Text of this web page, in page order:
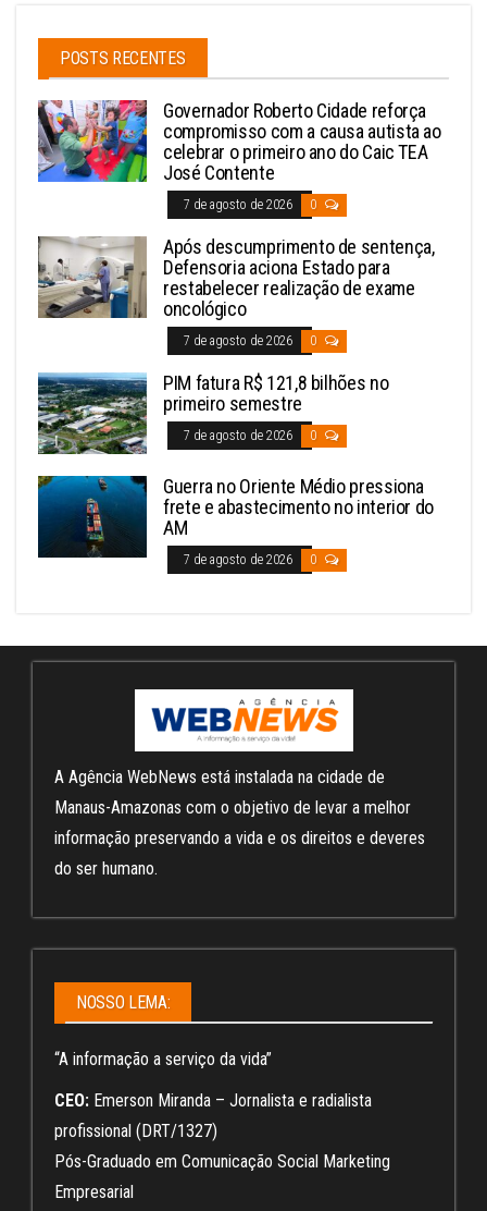
POSTS RECENTES
Governador Roberto Cidade reforça
compromisso com a causa autista ao
celebrar o primeiro ano do Caic TEA
José Contente
7 de agosto de 2026 0
Após descumprimento de sentença,
Defensoria aciona Estado para
restabelecer realização de exame
oncológico
7 de agosto de 2026 0
PIM fatura R$ 121,8 bilhões no
primeiro semestre
7 de agosto de 2026 0
Guerra no Oriente Médio pressiona
frete e abastecimento no interior do
AM
7 de agosto de 2026 0
A Agência WebNews está instalada na cidade de
Manaus-Amazonas com o objetivo de levar a melhor
informação preservando a vida e os direitos e deveres
do ser humano.
NOSSO LEMA:
“A informação a serviço da vida”
CEO: Emerson Miranda – Jornalista e radialista
profissional (DRT/1327)
Pós-Graduado em Comunicação Social Marketing
Empresarial